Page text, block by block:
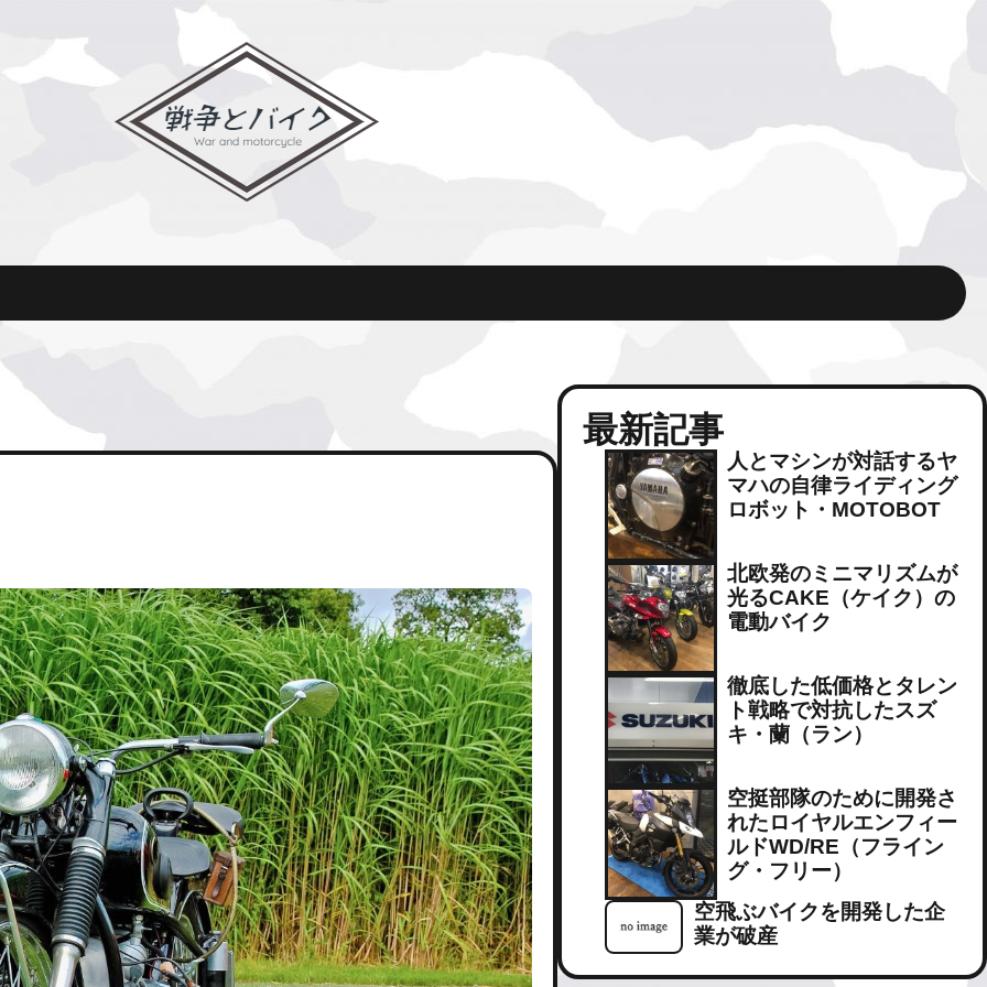
最新記事
人とマシンが対話するヤ
マハの自律ライディング
ロボット・MOTOBOT
北欧発のミニマリズムが
光るCAKE（ケイク）の
電動バイク
徹底した低価格とタレン
ト戦略で対抗したスズ
キ・蘭（ラン）
空挺部隊のために開発さ
れたロイヤルエンフィー
ルドWD/RE（フライン
グ・フリー）
空飛ぶバイクを開発した企
業が破産